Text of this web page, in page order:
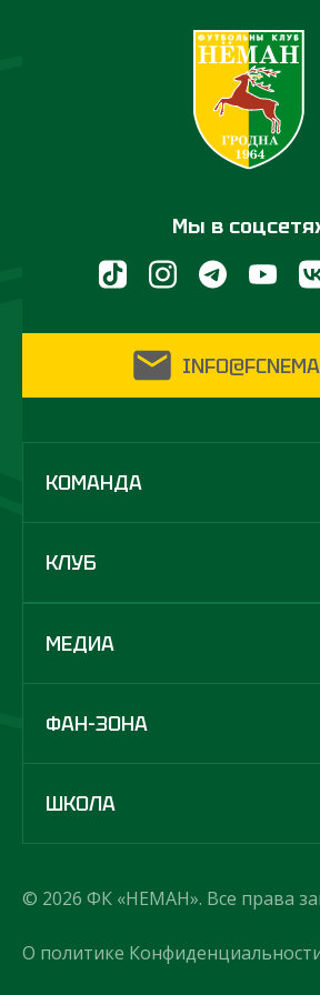
Мы в
КОМАНДА
КЛУБ
МЕДИА
ФАН-ЗОНА
ШКОЛА
© 2026 ФК «НЕМАН». Все права
О политике